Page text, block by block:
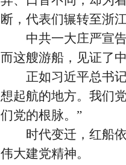
断，代表们辗转至浙
中共一大庄严宣告
而这艘游船，见证了
正如习近平总书记
想起航的地方。我们
们党的根脉。”
时代变迁，红船依
伟大建党精神。